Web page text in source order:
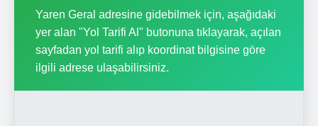
Yaren Geral adresine gidebilmek için, aşağıdaki
yer alan "Yol Tarifi Al" butonuna tıklayarak, açılan
sayfadan yol tarifi alıp koordinat bilgisine göre
ilgili adrese ulaşabilirsiniz.